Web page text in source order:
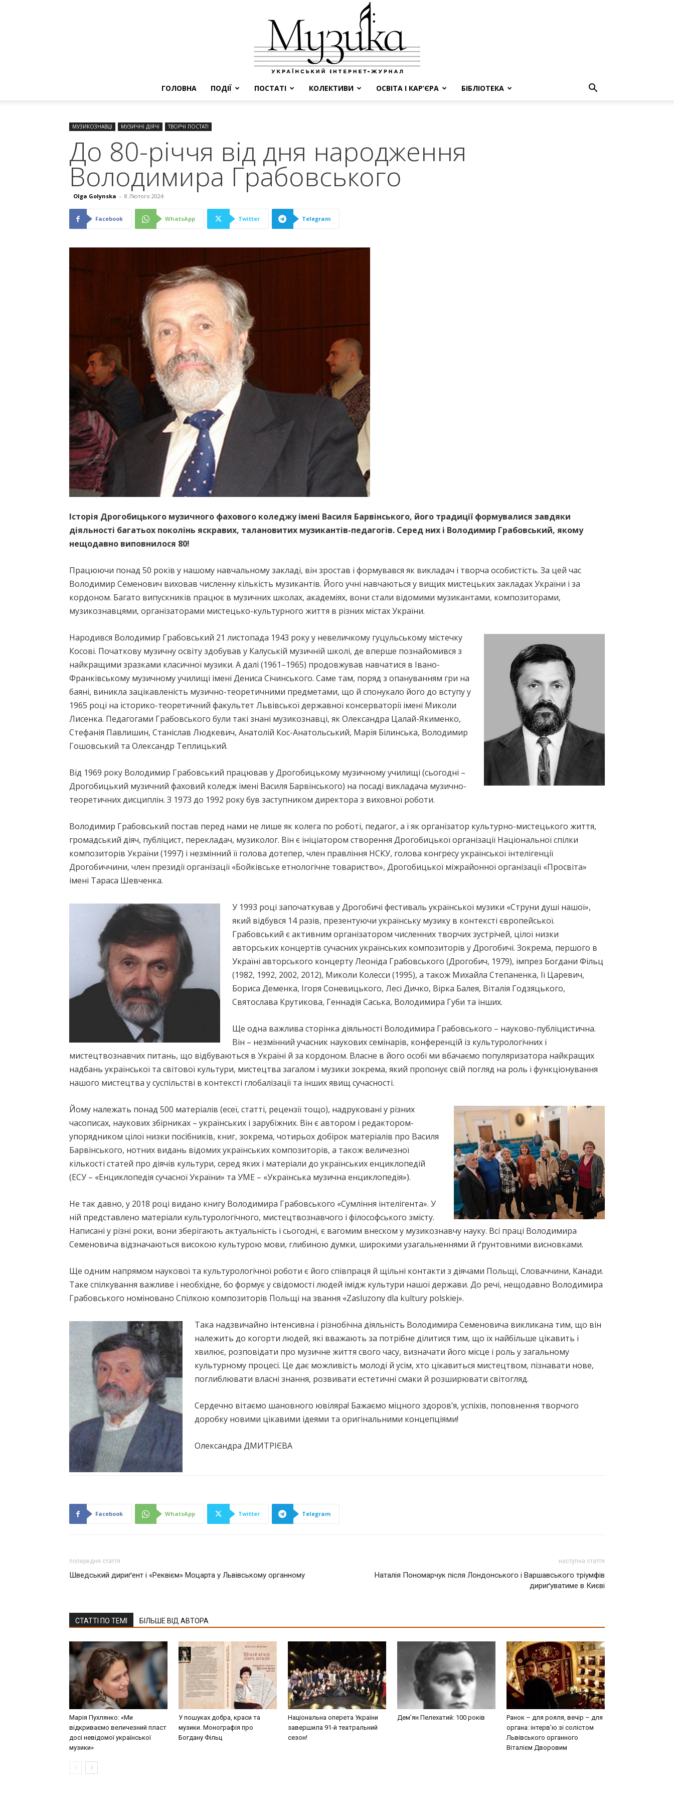
ГОЛОВНА ПОДІЇ ПОСТАТІ КОЛЕКТИВИ ОСВІТА І КАР’ЄРА БІБЛІОТЕКА
МУЗИКОЗНАВЦІ МУЗИЧНІ ДІЯЧІ ТВОРЧІ ПОСТАТІ
До 80-річчя від дня народження
Володимира Грабовського
Olga Golynska - 8 Лютого 2024
Facebook WhatsApp Twitter Telegram
Історія Дрогобицького музичного фахового коледжу імені Василя Барвінського, його традиції формувалися завдяки
діяльності багатьох поколінь яскравих, талановитих музикантів-педагогів. Серед них і Володимир Грабовський, якому
нещодавно виповнилося 80!
Працюючи понад 50 років у нашому навчальному закладі, він зростав і формувався як викладач і творча особистість. За цей час
Володимир Семенович виховав численну кількість музикантів. Його учні навчаються у вищих мистецьких закладах України і за
кордоном. Багато випускників працює в музичних школах, академіях, вони стали відомими музикантами, композиторами,
музикознавцями, організаторами мистецько-культурного життя в різних містах України.
Народився Володимир Грабовський 21 листопада 1943 року у невеличкому гуцульському містечку
Косові. Початкову музичну освіту здобував у Калуській музичній школі, де вперше познайомився з
найкращими зразками класичної музики. А далі (1961–1965) продовжував навчатися в Івано-
Франківському музичному училищі імені Дениса Січинського. Саме там, поряд з опануванням гри на
баяні, виникла зацікавленість музично-теоретичними предметами, що й спонукало його до вступу у
1965 році на історико-теоретичний факультет Львівської державної консерваторії імені Миколи
Лисенка. Педагогами Грабовського були такі знані музикознавці, як Олександра Цалай-Якименко,
Стефанія Павлишин, Станіслав Людкевич, Анатолій Кос-Анатольський, Марія Білинська, Володимир
Гошовський та Олександр Теплицький.
Від 1969 року Володимир Грабовський працював у Дрогобицькому музичному училищі (сьогодні –
Дрогобицький музичний фаховий коледж імені Василя Барвінського) на посаді викладача музично-
теоретичних дисциплін. З 1973 до 1992 року був заступником директора з виховної роботи.
Володимир Грабовський постав перед нами не лише як колега по роботі, педагог, а і як організатор культурно-мистецького життя,
громадський діяч, публіцист, перекладач, музиколог. Він є ініціатором створення Дрогобицької організації Національної спілки
композиторів України (1997) і незмінний її голова дотепер, член правління НСКУ, голова конгресу української інтелігенції
Дрогобиччини, член президії організації «Бойківське етнологічне товариство», Дрогобицької міжрайонної організації «Просвіта»
імені Тараса Шевченка.
У 1993 році започаткував у Дрогобичі фестиваль української музики «Струни душі нашої»,
який відбувся 14 разів, презентуючи українську музику в контексті європейської.
Грабовський є активним організатором численних творчих зустрічей, цілої низки
авторських концертів сучасних українських композиторів у Дрогобичі. Зокрема, першого в
Україні авторського концерту Леоніда Грабовського (Дрогобич, 1979), імпрез Богдани Фільц
(1982, 1992, 2002, 2012), Миколи Колесси (1995), а також Михайла Степаненка, Ії Царевич,
Бориса Деменка, Ігоря Соневицького, Лесі Дичко, Вірка Балея, Віталія Годзяцького,
Святослава Крутикова, Геннадія Саська, Володимира Губи та інших.
Ще одна важлива сторінка діяльності Володимира Грабовського – науково-публіцистична.
Він – незмінний учасник наукових семінарів, конференцій із культурологічних і
мистецтвознавчих питань, що відбуваються в Україні й за кордоном. Власне в його особі ми вбачаємо популяризатора найкращих
надбань української та світової культури, мистецтва загалом і музики зокрема, який пропонує свій погляд на роль і функціонування
нашого мистецтва у суспільстві в контексті глобалізації та інших явищ сучасності.
Йому належать понад 500 матеріалів (есеї, статті, рецензії тощо), надруковані у різних
часописах, наукових збірниках – українських і зарубіжних. Він є автором і редактором-
упорядником цілої низки посібників, книг, зокрема, чотирьох добірок матеріалів про Василя
Барвінського, нотних видань відомих українських композиторів, а також величезної
кількості статей про діячів культури, серед яких і матеріали до українських енциклопедій
(ЕСУ – «Енциклопедія сучасної України» та УМЕ – «Українська музична енциклопедія»).
Не так давно, у 2018 році видано книгу Володимира Грабовського «Сумління інтелігента». У
ній представлено матеріали культурологічного, мистецтвознавчого і філософського змісту.
Написані у різні роки, вони зберігають актуальність і сьогодні, є вагомим внеском у музикознавчу науку. Всі праці Володимира
Семеновича відзначаються високою культурою мови, глибиною думки, широкими узагальненнями й ґрунтовними висновками.
Ще одним напрямом наукової та культурологічної роботи є його співпраця й щільні контакти з діячами Польщі, Словаччини, Канади.
Таке спілкування важливе і необхідне, бо формує у свідомості людей імідж культури нашої держави. До речі, нещодавно Володимира
Грабовського номіновано Спілкою композиторів Польщі на звання «Zasluzony dla kultury polskiej».
Така надзвичайно інтенсивна і різнобічна діяльність Володимира Семеновича викликана тим, що він
належить до когорти людей, які вважають за потрібне ділитися тим, що їх найбільше цікавить і
хвилює, розповідати про музичне життя свого часу, визначати його місце і роль у загальному
культурному процесі. Це дає можливість молоді й усім, хто цікавиться мистецтвом, пізнавати нове,
поглиблювати власні знання, розвивати естетичні смаки й розширювати світогляд.
Сердечно вітаємо шановного ювіляра! Бажаємо міцного здоров’я, успіхів, поповнення творчого
доробку новими цікавими ідеями та оригінальними концепціями!
Олександра ДМИТРІЄВА
Facebook WhatsApp Twitter Telegram
попередня стаття
Шведський дириґент і «Реквієм» Моцарта у Львівському органному
наступна стаття
Наталія Пономарчук після Лондонського і Варшавського тріумфів
дириґуватиме в Києві
СТАТТІ ПО ТЕМІ БІЛЬШЕ ВІД АВТОРА
Марія Пухлянко: «Ми
відкриваємо величезний пласт
досі невідомої української
музики»
У пошуках добра, краси та
музики. Монографія про
Богдану Фільц
Національна оперета України
завершила 91-й театральний
сезон!
Дем’ян Пелехатий: 100 років
Ранок – для рояля, вечір – для
органа: інтерв’ю зі солістом
Львівського органного
Віталієм Дворовим